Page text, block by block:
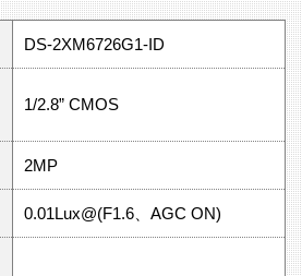
DS-2XM6726G1-ID
1/2.8” CMOS
2MP
0.01Lux@(F1.6、AGC ON)